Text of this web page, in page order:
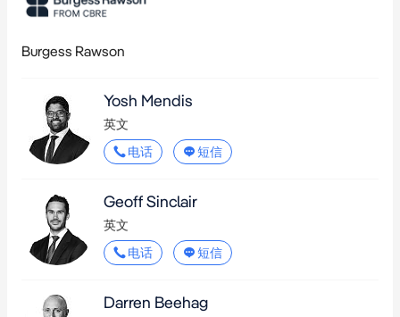
坐落于西悉尼最大医疗区，紧邻 Blacktown 医院与西悉尼大学医
Burgess Rawson
Yosh Mendis
英文
电话
短信
Geoff Sinclair
英文
电话
短信
Darren Beehag